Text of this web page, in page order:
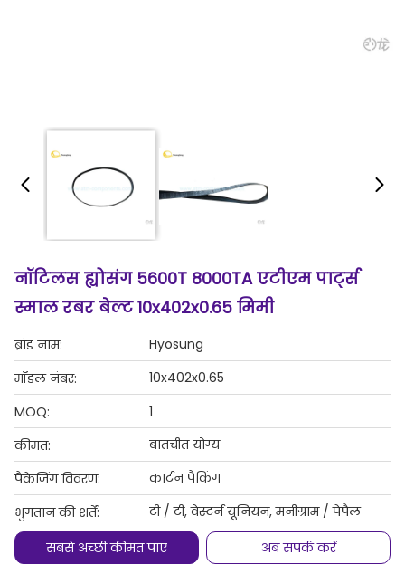
नॉटिलस ह्योसंग 5600T 8000TA एटीएम पार्ट्स
स्माल रबर बेल्ट 10x402x0.65 मिमी
ब्रांड नाम:
Hyosung
मॉडल नंबर:
10x402x0.65
MOQ:
1
कीमत:
बातचीत योग्य
पैकेजिंग विवरण:
कार्टन पैकिंग
भुगतान की शर्तें:
टी / टी, वेस्टर्न यूनियन, मनीग्राम / पेपैल
सबसे अच्छी कीमत पाएं
अब संपर्क करें